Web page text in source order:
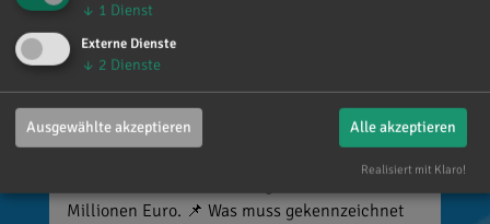
sofort gelten neue Vorschriften für die
Wichtig zu wissen: Wer
kennzeichnungspflichtige KI-Inhalte
Millionen Euro. 📌 Was muss gekennzeichnet
↓ 1 Dienst
Externe Dienste
↓ 2 Dienste
Ausgewählte akzeptieren Alle akzeptieren
Realisiert mit Klaro!